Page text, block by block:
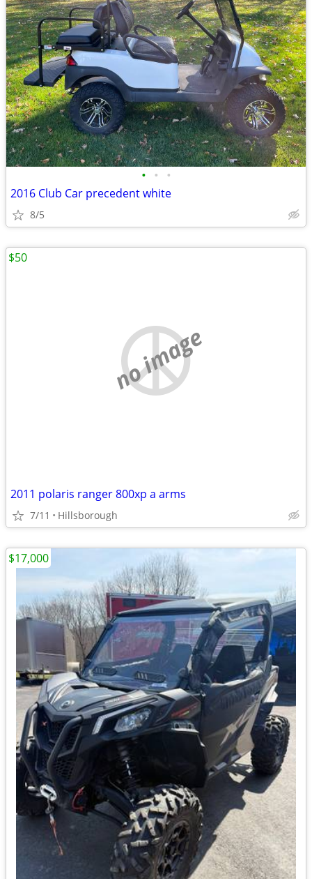
• • •
2016 Club Car precedent white
8/5
no image
2011 polaris ranger 800xp a arms
7/11 Hillsborough
$50
$17,000